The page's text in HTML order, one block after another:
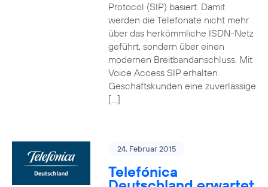
Protocol (SIP) basiert. Damit
werden die Telefonate nicht mehr
über das herkömmliche ISDN-Netz
geführt, sondern über einen
modernen Breitbandanschluss. Mit
Voice Access SIP erhalten
Geschäftskunden eine zuverlässige
[…]
24. Februar 2015
Telefónica